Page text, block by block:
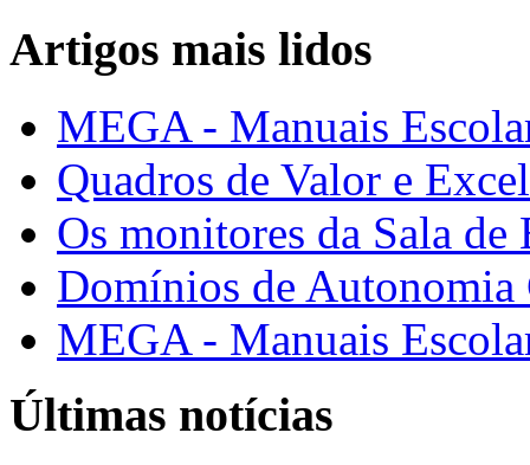
Artigos mais lidos
MEGA - Manuais
Quadros de Valor e
Os monitores da Sala de
Domínios de Autonomia
MEGA - Manuais
Últimas notícias